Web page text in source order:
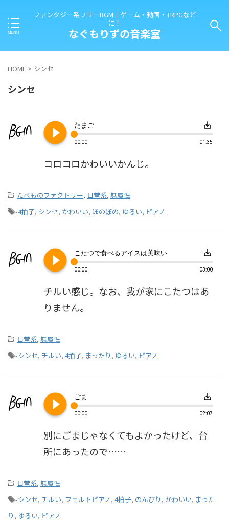
ファンタジー系フリーBGM｜ゲーム・動画・TRPGなど
に！
なぐもりずの音楽室
HOME > シンセ
シンセ
play_circle_filled たまご save_alt
00:00 01:35
コロコロかわいいかんじ。
-たべものファクトリー, 日常系, 無属性
-4拍子, シンセ, かわいい, ほのぼの, ゆるい, ピアノ
play_circle_filled こたつで食べるアイスは美味い save_alt
00:00 03:00
チルい感じ。なお、我が家にこたつはあ
りません。
-日常系, 無属性
-シンセ, チルい, 4拍子, まったり , ゆるい, ピアノ
play_circle_filled ごま save_alt
00:00 02:07
別にごまじゃなくてもよかったけど、台
所にあったので……
-日常系, 無属性
-シンセ, チルい, フェルトピアノ, 4拍子, のんびり , かわいい, まった
り , ゆるい, ピアノ